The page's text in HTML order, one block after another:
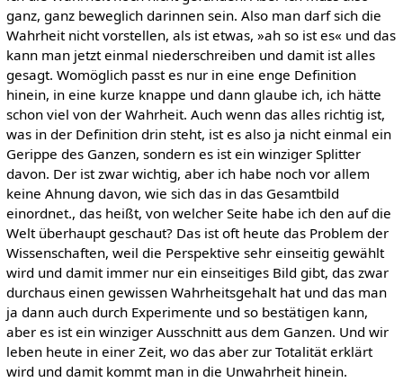
ganz, ganz beweglich darinnen sein. Also man darf sich die
Wahrheit nicht vorstellen, als ist etwas, »ah so ist es« und das
kann man jetzt einmal niederschreiben und damit ist alles
gesagt. Womöglich passt es nur in eine enge Definition
hinein, in eine kurze knappe und dann glaube ich, ich hätte
schon viel von der Wahrheit. Auch wenn das alles richtig ist,
was in der Definition drin steht, ist es also ja nicht einmal ein
Gerippe des Ganzen, sondern es ist ein winziger Splitter
davon. Der ist zwar wichtig, aber ich habe noch vor allem
keine Ahnung davon, wie sich das in das Gesamtbild
einordnet., das heißt, von welcher Seite habe ich den auf die
Welt überhaupt geschaut? Das ist oft heute das Problem der
Wissenschaften, weil die Perspektive sehr einseitig gewählt
wird und damit immer nur ein einseitiges Bild gibt, das zwar
durchaus einen gewissen Wahrheitsgehalt hat und das man
ja dann auch durch Experimente und so bestätigen kann,
aber es ist ein winziger Ausschnitt aus dem Ganzen. Und wir
leben heute in einer Zeit, wo das aber zur Totalität erklärt
wird und damit kommt man in die Unwahrheit hinein.